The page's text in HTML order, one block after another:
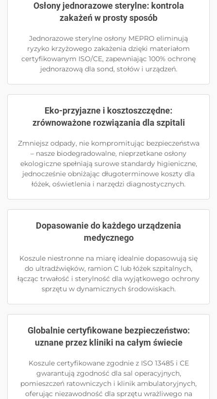
Osłony jednorazowe sterylne: kontrola
zakażeń w prosty sposób
Jednorazowe sterylne osłony MEPRO eliminują
ryzyko krzyżowego zakażenia dzięki materiałom
certyfikowanym ISO/CE, zapewniając 100% ochronę
jednorazową dla sond, stołów i urządzeń.
Eko-przyjazne i kosztoszczędne:
zrównoważone rozwiązania dla szpitali
Zmniejsz odpady, nie kompromitując bezpieczeństwa
– nasze biodegradowalne, nieprzetkane osłony
ekologiczne spełniają surowe standardy higieniczne,
jednocześnie obniżając długoterminowe koszty dla
łóżek, oświetlenia i narzędzi diagnostycznych.
Dopasowanie do każdego urządzenia
medycznego
Koszule niestronne na miarę idealnie dopasowują się
do ultradźwięków, ramion C lub łóżek szpitalnych,
łącząc trwałość i sterylność dla wyjątkowego ochrony
sprzętu w dynamicznych środowiskach.
Globalnie certyfikowane bezpieczeństwo:
uznane przez kliniki na całym świecie
Koszule certyfikowane zgodnie z ISO 13485 i CE
gwarantują zgodność dla sal operacyjnych,
pomieszczeń ratowniczych i klinik ambulatoryjnych,
oferując niezawodność dla sprzętu wrażliwego na